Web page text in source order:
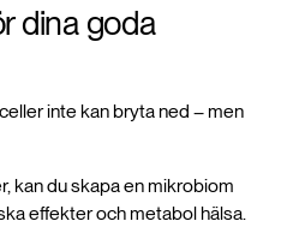
dina goda
inte kan bryta ned – men
kan du skapa en mikrobiom
effekter och metabol hälsa.